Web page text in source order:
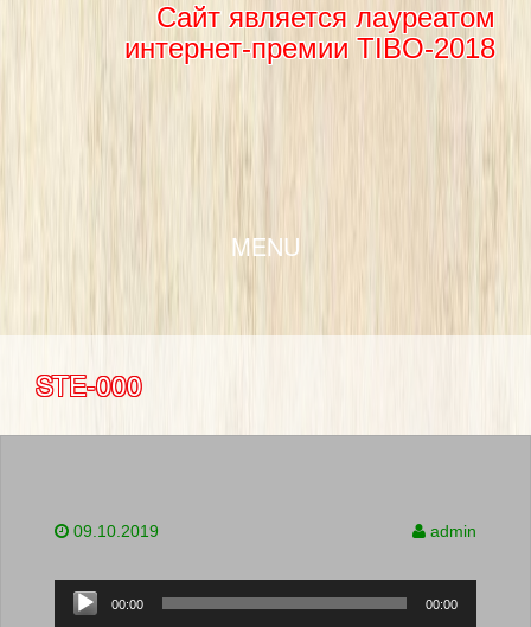
Сайт является лауреатом
интернет-премии TIBO-2018
MENU
STE-000
09.10.2019 admin
Аудиоплеер
00:00 00:00